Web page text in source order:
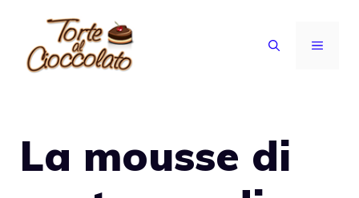
contenuto
MENU
La mousse di